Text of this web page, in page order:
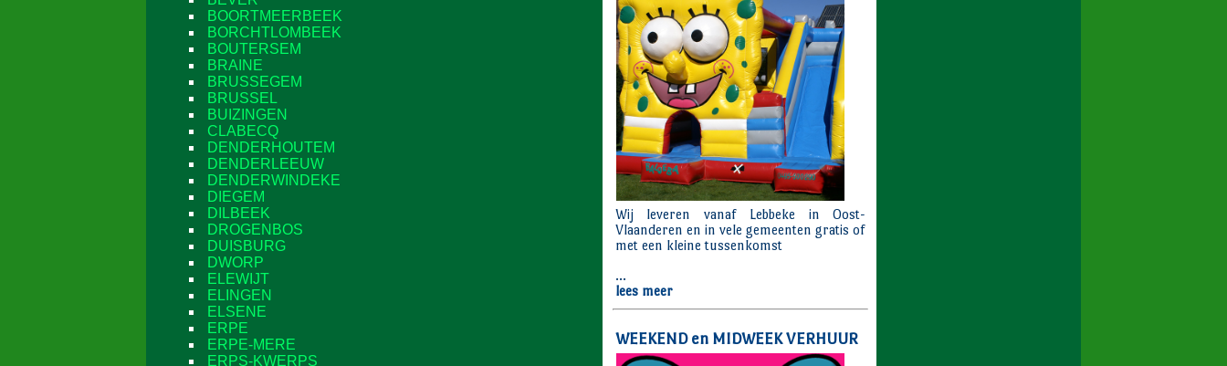
BOORTMEERBEEK
BORCHTLOMBEEK
BOUTERSEM
BRAINE
BRUSSEGEM
BRUSSEL
BUIZINGEN
CLABECQ
DENDERHOUTEM
DENDERLEEUW
DENDERWINDEKE
DIEGEM
DILBEEK
DROGENBOS
DUISBURG
DWORP
ELEWIJT
ELINGEN
ELSENE
ERPE
ERPE-MERE
ERPS-KWERPS